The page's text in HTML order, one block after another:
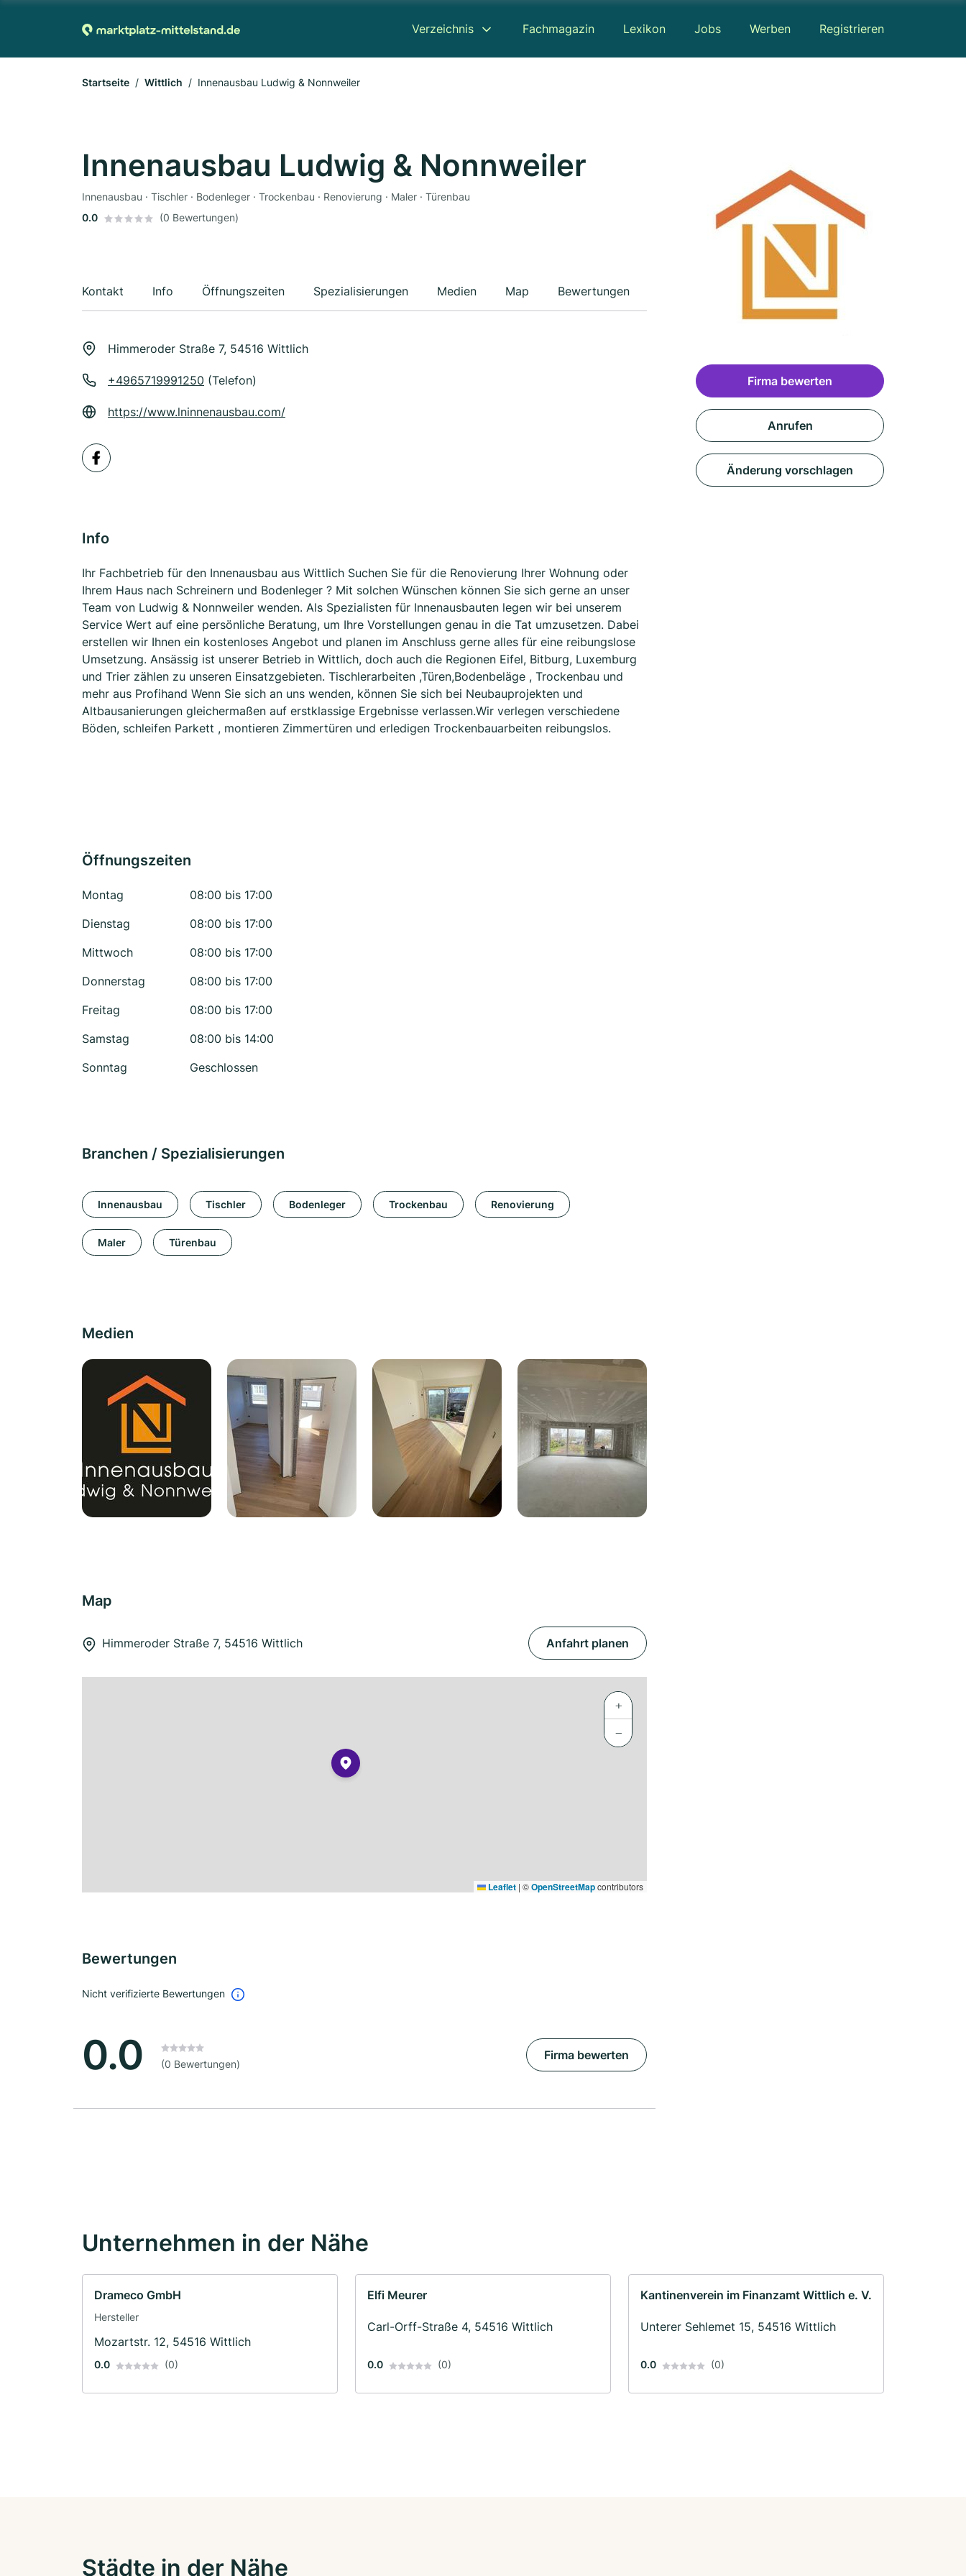
Verzeichnis Fachmagazin Lexikon Jobs Werben Registrieren
Startseite Wittlich Innenausbau Ludwig & Nonnweiler
Innenausbau Ludwig & Nonnweiler
Innenausbau · Tischler · Bodenleger · Trockenbau · Renovierung · Maler · Türenbau
0.0
(0 Bewertungen)
Kontakt Info Öffnungszeiten Spezialisierungen Medien Map Bewertungen
Himmeroder Straße 7, 54516 Wittlich
+4965719991250 (Telefon)
https://www.lninnenausbau.com/
Info
Ihr Fachbetrieb für den Innenausbau aus Wittlich Suchen Sie für die Renovierung Ihrer Wohnung oder
Ihrem Haus nach Schreinern und Bodenleger ? Mit solchen Wünschen können Sie sich gerne an unser
Team von Ludwig & Nonnweiler wenden. Als Spezialisten für Innenausbauten legen wir bei unserem
Service Wert auf eine persönliche Beratung, um Ihre Vorstellungen genau in die Tat umzusetzen. Dabei
erstellen wir Ihnen ein kostenloses Angebot und planen im Anschluss gerne alles für eine reibungslose
Umsetzung. Ansässig ist unserer Betrieb in Wittlich, doch auch die Regionen Eifel, Bitburg, Luxemburg
und Trier zählen zu unseren Einsatzgebieten. Tischlerarbeiten ,Türen,Bodenbeläge , Trockenbau und
mehr aus Profihand Wenn Sie sich an uns wenden, können Sie sich bei Neubauprojekten und
Altbausanierungen gleichermaßen auf erstklassige Ergebnisse verlassen.Wir verlegen verschiedene
Böden, schleifen Parkett , montieren Zimmertüren und erledigen Trockenbauarbeiten reibungslos.
Öffnungszeiten
Montag
08:00 bis 17:00
Dienstag
08:00 bis 17:00
Mittwoch
08:00 bis 17:00
Donnerstag
08:00 bis 17:00
Freitag
08:00 bis 17:00
Samstag
08:00 bis 14:00
Sonntag
Geschlossen
Branchen / Spezialisierungen
Innenausbau Tischler Bodenleger Trockenbau Renovierung
Maler Türenbau
Medien
Map
Himmeroder Straße 7, 54516 Wittlich Anfahrt planen
+
−
Leaflet | ©OpenStreetMapcontributors
Bewertungen
Nicht verifizierte Bewertungen
0.0 (0 Bewertungen)
Firma bewerten
Firma bewerten
Anrufen
Änderung vorschlagen
Unternehmen in der Nähe
Drameco GmbH
Hersteller
Mozartstr. 12, 54516 Wittlich
0.0 (0)
Elfi Meurer
Carl-Orff-Straße 4, 54516 Wittlich
0.0 (0)
Kantinenverein im Finanzamt Wittlich e. V.
Unterer Sehlemet 15, 54516 Wittlich
0.0 (0)
Städte in der Nähe